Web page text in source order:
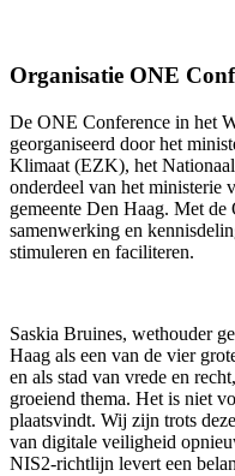
Organisatie ONE
De ONE Conference in het
georganiseerd door het
Klimaat (EZK), het
onderdeel van het ministerie
gemeente Den Haag. Met
samenwerking en
stimuleren en faciliteren.
Saskia Bruines, wethouder
Haag als een van de vier
en als stad van vrede en
groeiend thema. Het is niet
plaatsvindt. Wij zijn trots
van digitale veiligheid
NIS2-richtlijn levert een